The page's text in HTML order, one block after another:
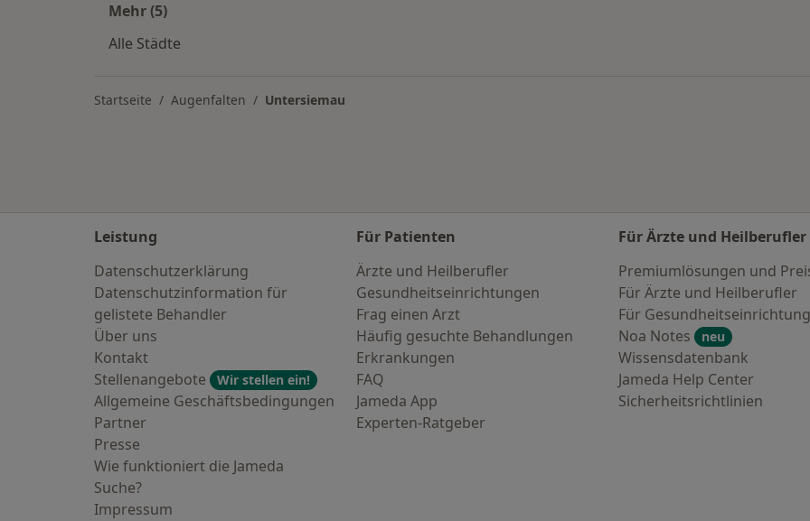
Mehr (5)
Alle Städte
Startseite Augenfalten Untersiemau
Leistung
Datenschutzerklärung
Datenschutzinformation für
gelistete Behandler
Über uns
Kontakt
Stellenangebote
Wir stellen ein!
Allgemeine Geschäftsbedingungen
Partner
Presse
Wie funktioniert die Jameda
Suche?
Impressum
Für Patienten
Ärzte und Heilberufler
Gesundheitseinrichtungen
Frag einen Arzt
Häufig gesuchte Behandlungen
Erkrankungen
FAQ
Jameda App
Experten-Ratgeber
Für Ärzte und Heilberufler
Premiumlösungen und
Für Ärzte und Heilberufler
Für
Noa Notes
neu
Wissensdatenbank
Jameda Help Center
Sicherheitsrichtlinien